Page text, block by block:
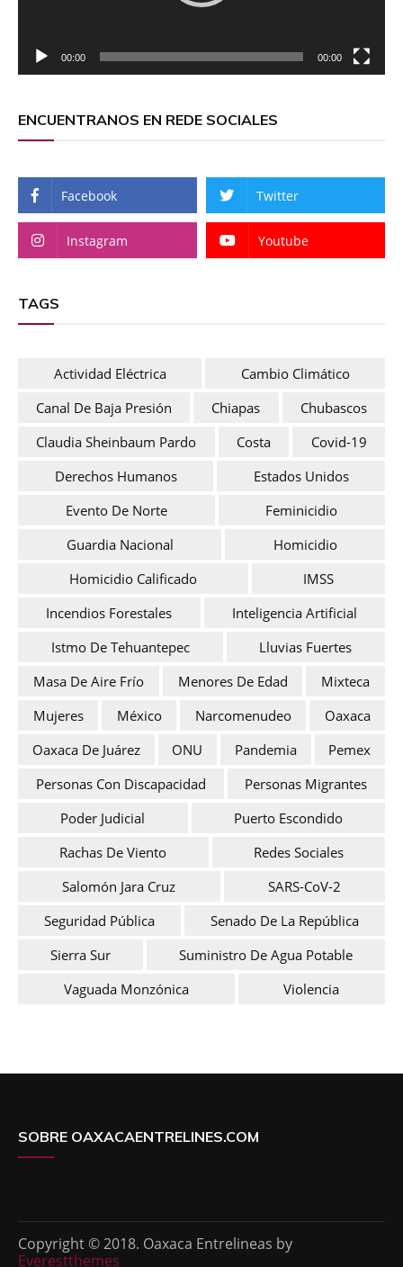
00:00 00:00
ENCUENTRANOS EN REDE SOCIALES
Facebook Twitter
Instagram Youtube
TAGS
Actividad Eléctrica
Cambio Climático
Canal De Baja Presión
Chiapas
Chubascos
Claudia Sheinbaum Pardo
Costa
Covid-19
Derechos Humanos
Estados Unidos
Evento De Norte
Feminicidio
Guardia Nacional
Homicidio
Homicidio Calificado
IMSS
Incendios Forestales
Inteligencia Artificial
Istmo De Tehuantepec
Lluvias Fuertes
Masa De Aire Frío
Menores De Edad
Mixteca
Mujeres
México Narcomenudeo
Oaxaca
Oaxaca De Juárez
ONU Pandemia
Pemex
Personas Con Discapacidad
Personas Migrantes
Poder Judicial
Puerto Escondido
Rachas De Viento
Redes Sociales
Salomón Jara Cruz
SARS-CoV-2
Seguridad Pública
Senado De La República
Sierra Sur
Suministro De Agua Potable
Vaguada Monzónica
Violencia
SOBRE OAXACAENTRELINES.COM
Copyright © 2018. Oaxaca Entrelineas by
Everestthemes